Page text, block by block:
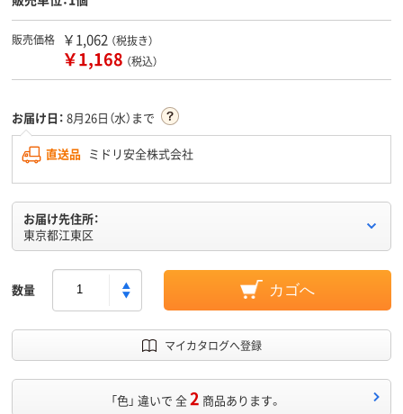
販売価格 ￥1,062 （税抜き）
￥1,168 （税込）
お届け日： 8月26日（水）まで
直送品 ミドリ安全株式会社
お届け先住所：
東京都江東区
数量 カゴへ
マイカタログへ登録
「色」 違いで 全2 商品あります。